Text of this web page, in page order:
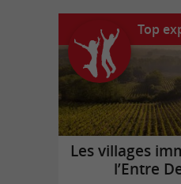
Top
Les villages
l’Entre